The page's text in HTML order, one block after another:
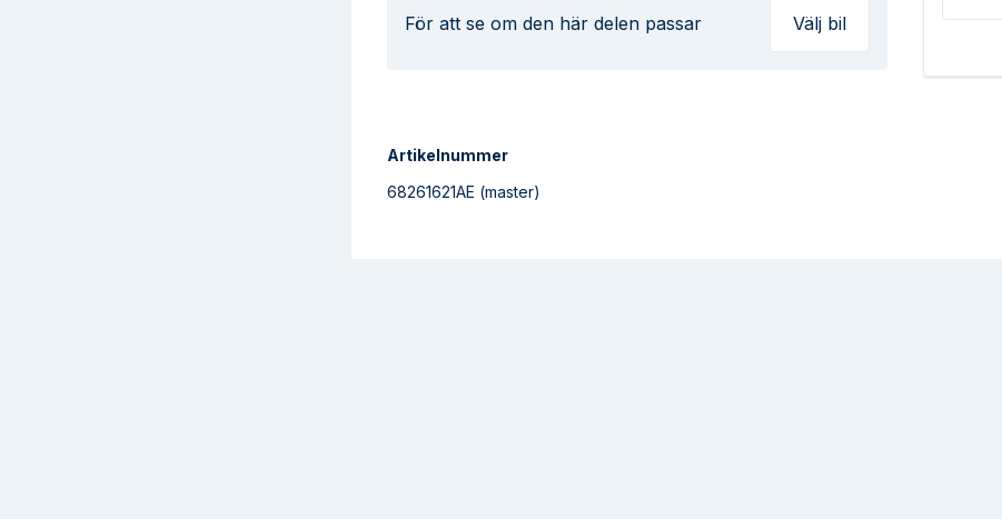
För att se om den här delen passar Välj bil
Artikelnummer
68261621AE (master)